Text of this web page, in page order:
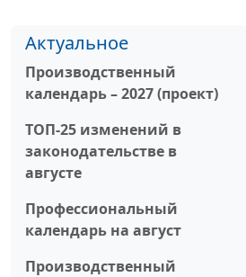
Актуальное
Производственный
календарь – 2027 (проект)
ТОП-25 изменений в
законодательстве в
августе
Профессиональный
календарь на август
Производственный